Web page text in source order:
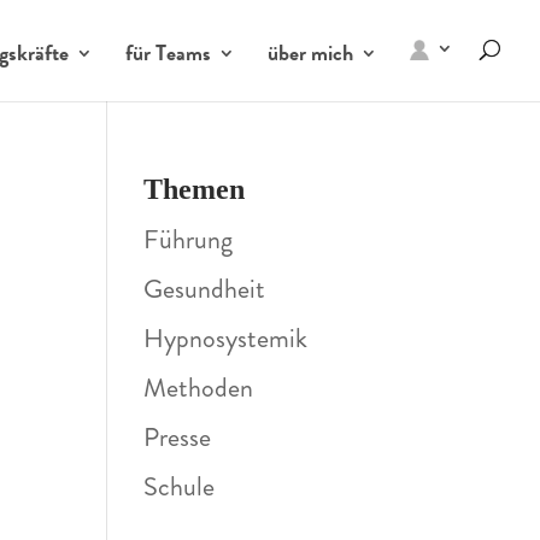
für Teams über mich
Themen
Führung
Gesundheit
Hypnosystemik
Methoden
Presse
Schule